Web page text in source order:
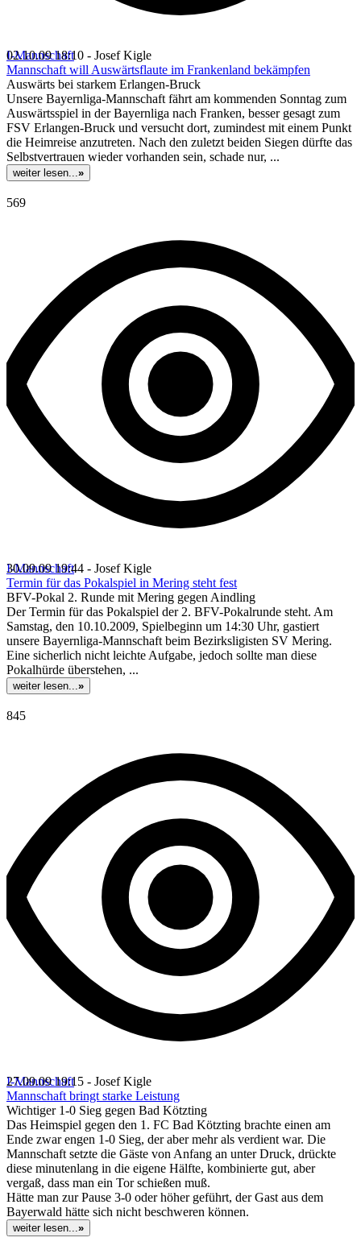
I-Mannschaft
02.10.09 18:10 - Josef Kigle
Mannschaft will Auswärtsflaute im Frankenland bekämpfen
Auswärts bei starkem Erlangen-Bruck
Unsere Bayernliga-Mannschaft fährt am kommenden Sonntag zum
Auswärtsspiel in der Bayernliga nach Franken, besser gesagt zum
FSV Erlangen-Bruck und versucht dort, zumindest mit einem Punkt
die Heimreise anzutreten. Nach den zuletzt beiden Siegen dürfte das
Selbstvertrauen wieder vorhanden sein, schade nur, ...
weiter lesen...»
569
I-Mannschaft
30.09.09 19:44 - Josef Kigle
Termin für das Pokalspiel in Mering steht fest
BFV-Pokal 2. Runde mit Mering gegen Aindling
Der Termin für das Pokalspiel der 2. BFV-Pokalrunde steht. Am
Samstag, den 10.10.2009, Spielbeginn um 14:30 Uhr, gastiert
unsere Bayernliga-Mannschaft beim Bezirksligisten SV Mering.
Eine sicherlich nicht leichte Aufgabe, jedoch sollte man diese
Pokalhürde überstehen, ...
weiter lesen...»
845
I-Mannschaft
27.09.09 19:15 - Josef Kigle
Mannschaft bringt starke Leistung
Wichtiger 1-0 Sieg gegen Bad Kötzting
Das Heimspiel gegen den 1. FC Bad Kötzting brachte einen am
Ende zwar engen 1-0 Sieg, der aber mehr als verdient war. Die
Mannschaft setzte die Gäste von Anfang an unter Druck, drückte
diese minutenlang in die eigene Hälfte, kombinierte gut, aber
vergaß, dass man ein Tor schießen muß.
Hätte man zur Pause 3-0 oder höher geführt, der Gast aus dem
Bayerwald hätte sich nicht beschweren können.
weiter lesen...»